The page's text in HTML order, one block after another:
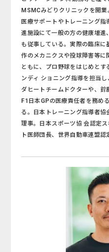
MSMCみどりクリニックを開
医療サポートやトレーニング指
進施設にて一般の方の健康増進
も従事している。実際の臨床
作のメカニクスや投球障害等に
ともに、プロ野球をはじめと
ンディ ショニング指導を担当
ダヒートチームドクターや、鈴
F1日本GPの医療責任者を務め
る。日本トレーニング指導者
理事。日本スポーツ協 会認定
ト医師団長、世界自動車連盟認